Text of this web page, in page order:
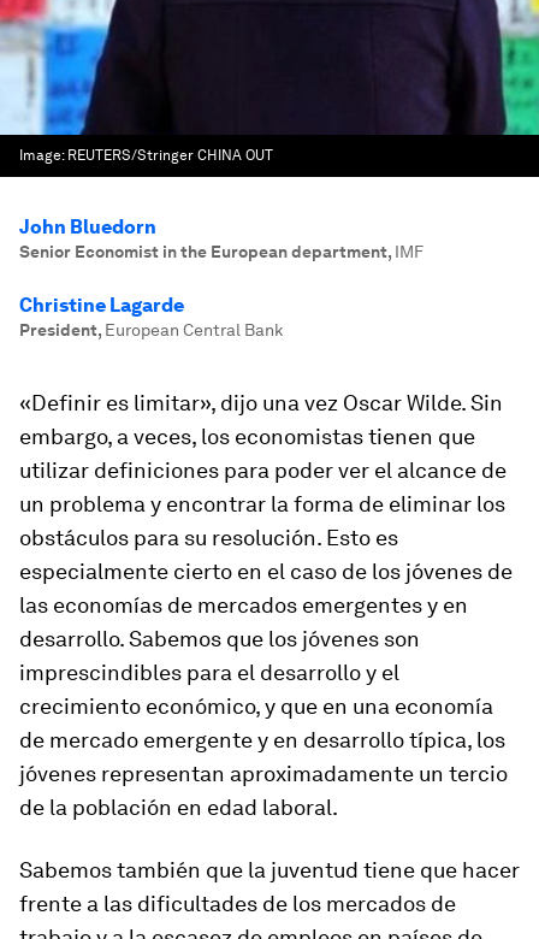
Image: REUTERS/Stringer CHINA OUT
John Bluedorn
Senior Economist in the European department, IMF
Christine Lagarde
President, European Central Bank
«Definir es limitar», dijo una vez Oscar Wilde. Sin
embargo, a veces, los economistas tienen que
utilizar definiciones para poder ver el alcance de
un problema y encontrar la forma de eliminar los
obstáculos para su resolución. Esto es
especialmente cierto en el caso de los jóvenes de
las economías de mercados emergentes y en
desarrollo. Sabemos que los jóvenes son
imprescindibles para el desarrollo y el
crecimiento económico, y que en una economía
de mercado emergente y en desarrollo típica, los
jóvenes representan aproximadamente un tercio
de la población en edad laboral.
Sabemos también que la juventud tiene que hacer
frente a las dificultades de los mercados de